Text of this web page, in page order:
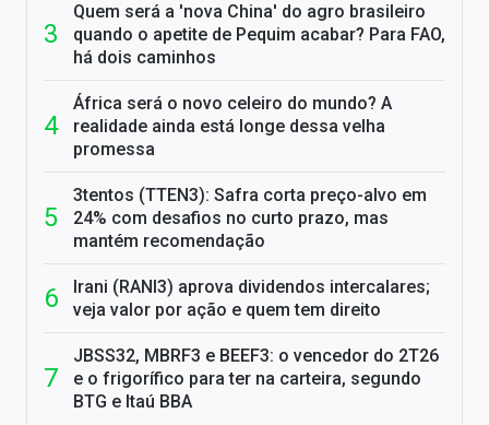
Quem será a 'nova China' do agro brasileiro
quando o apetite de Pequim acabar? Para FAO,
há dois caminhos
África será o novo celeiro do mundo? A
realidade ainda está longe dessa velha
promessa
3tentos (TTEN3): Safra corta preço-alvo em
24% com desafios no curto prazo, mas
mantém recomendação
Irani (RANI3) aprova dividendos intercalares;
veja valor por ação e quem tem direito
JBSS32, MBRF3 e BEEF3: o vencedor do 2T26
e o frigorífico para ter na carteira, segundo
BTG e Itaú BBA